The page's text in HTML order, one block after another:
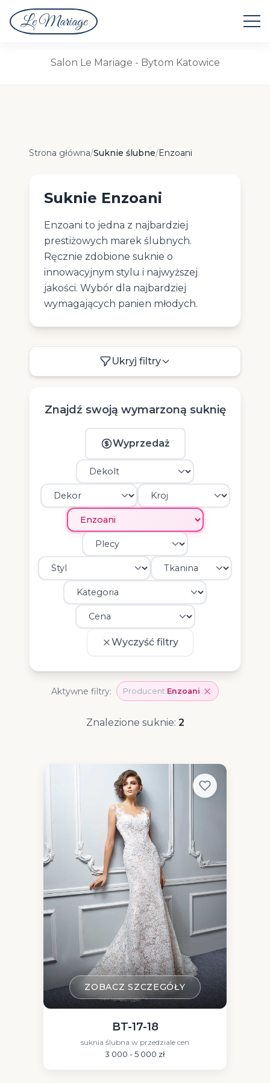
Le MariageSuknie Ślubne
Salon Le Mariage - Bytom Katowice
Suknie Enzoani
Strona główna/Suknie ślubne/Enzoani
Suknie Enzoani
Enzoani to jedna z najbardziej
prestiżowych marek ślubnych.
Ręcznie zdobione suknie o
innowacyjnym stylu i najwyższej
jakości. Wybór dla najbardziej
wymagających panien młodych.
Ukryj filtry
Znajdź swoją wymarzoną suknię
Wyprzedaż
Wyczyść filtry
Aktywne filtry: Producent:Enzoani
Znalezione suknie: 2
ZOBACZ SZCZEGÓŁY
BT-17-18
suknia ślubna w przedziale cen
3 000 - 5 000 zł